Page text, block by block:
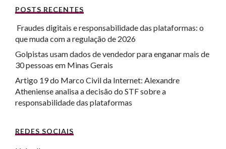
POSTS RECENTES
Fraudes digitais e responsabilidade das plataformas: o
que muda com a regulação de 2026
Golpistas usam dados de vendedor para enganar mais de
30 pessoas em Minas Gerais
Artigo 19 do Marco Civil da Internet: Alexandre
Atheniense analisa a decisão do STF sobre a
responsabilidade das plataformas
REDES SOCIAIS